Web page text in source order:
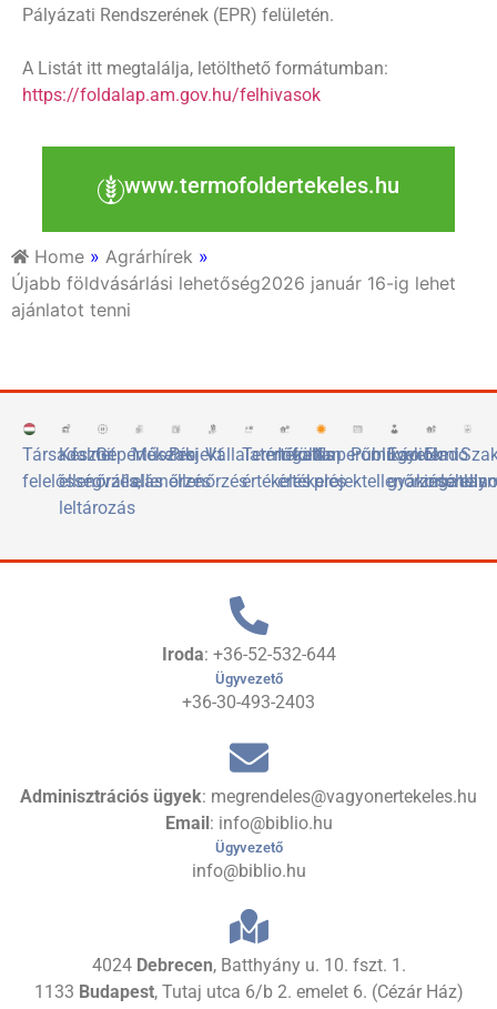
Pályázati Rendszerének (EPR) felületén.
A Listát itt megtalálja, letölthető formátumban:
https://foldalap.am.gov.hu/felhivasok
www.termofoldertekeles.hu
Home » Agrárhírek »
Újabb földvásárlási lehetőség2026 január 16-ig lehet
ajánlatot tenni
Társadalmi
felelősségvállalás
Készlet
ellenőrzés,
leltározás
Gépértékelés
Műszaki
ellenőrzés
Projekt
ellenőrzés
Vállalatértékelés
Termőföld
értékelés
Ingatlan
értékelés
Naperőművek
projektellenőrzése
Publikációk
Egyetemi
gyakorlóhely
Eladó
Iroda: +36-52-532-644
Ügyvezető
+36-30-493-2403
Adminisztrációs ügyek: megrendeles@vagyonertekeles.hu
Email : info@biblio.hu
Ügyvezető
info@biblio.hu
4024 Debrecen, Batthyány u. 10. fszt. 1.
1133 Budapest, Tutaj utca 6/b 2. emelet 6. (Cézár Ház)